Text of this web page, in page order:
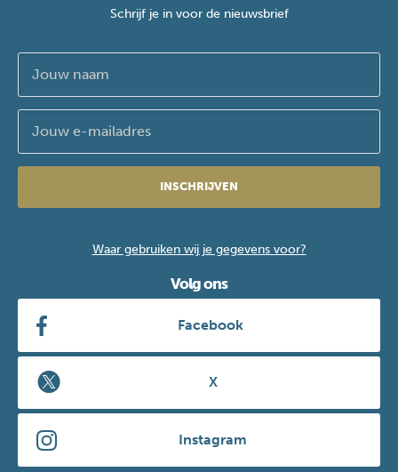
Schrijf je in voor de nieuwsbrief
INSCHRIJVEN
Waar gebruiken wij je gegevens voor?
Volg ons
Facebook
X
Instagram